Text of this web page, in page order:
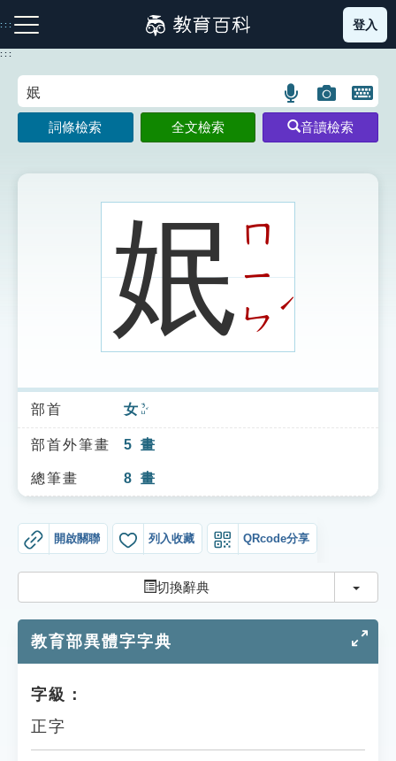
到
主
:::
注音索引圖示 筆畫索引圖示 部首索引表圖示
索引選單
知識索引
單字索引
貓頭鷹博士
登入
:::
語
言
搜
示
圖
片
搜
開
鍵
圖
詞條檢索 全文檢索 音讀檢索
姄ㄇ
ㄧ
ㄣ
ˊ
部首 女 ㄋㄩˇ
部首外筆畫 5 畫
總筆畫 8 畫
開啟關聯 列入收藏 QRcode分享
切換辭典 切換
教育部異體字字典
字級：
正字